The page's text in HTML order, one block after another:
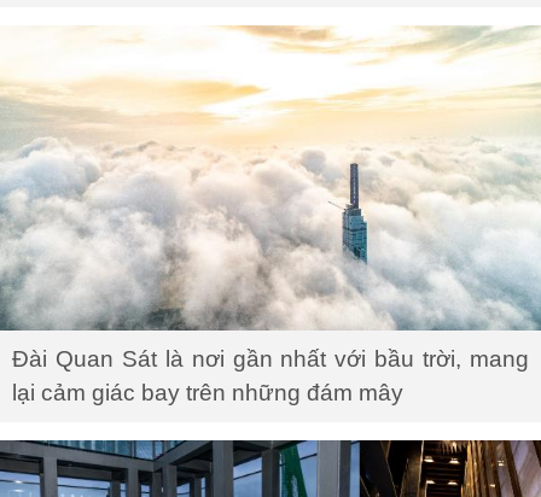
Đài Quan Sát là nơi gần nhất với bầu trời, mang
lại cảm giác bay trên những đám mây